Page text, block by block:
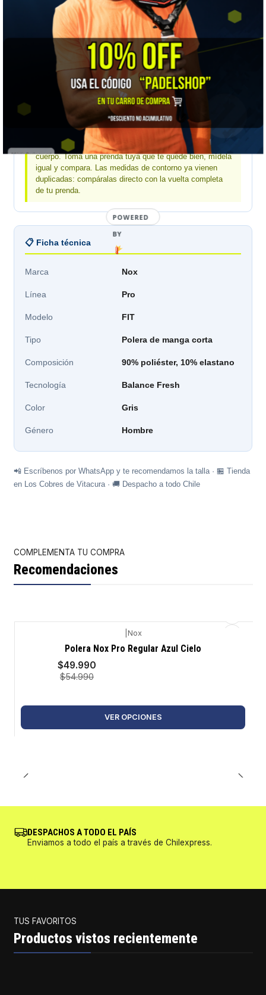
Largo 59,3 61 62,7
Contorno de pecho 102 106 110 114
13 13,5 14
24,1 25
Mide una prenda tuya, no tu cuerpo:estas medidas
son de la prenda estirada sobre una mesa, no de tu
cuerpo. Toma una prenda tuya que te quede bien, mídela
igual y compara. Las medidas de contorno ya vienen
duplicadas: compáralas directo con la vuelta completa
de tu prenda.
📋 Ficha técnica
Marca Nox
Línea Pro
Modelo FIT
Tipo Polera de manga corta
Composición 90% poliéster, 10% elastano
Tecnología Balance Fresh
Color Gris
Género Hombre
📲 Escríbenos por WhatsApp y te recomendamos la talla · 🏪 Tienda
en Los Cobres de Vitacura · 🚚 Despacho a todo Chile
COMPLEMENTA TU COMPRA
Recomendaciones
Nox
Polera Nox Pro Regular Azul Cielo
$49.990
$54.990
VER OPCIONES
DESPACHOS A TODO EL PAÍS
Enviamos a todo el país a través de Chilexpress.
TUS FAVORITOS
Productos vistos recientemente
POWERED
BY